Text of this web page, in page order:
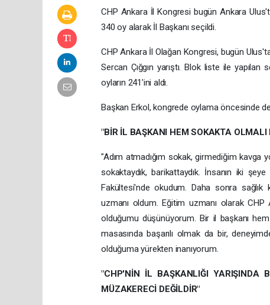
CHP Ankara İl Kongresi bugün Ankara
340 oy alarak İl Başkanı seçildi.
CHP Ankara İl Olağan Kongresi, bugün
Sercan Çığgın yarıştı. Blok liste ile
oyların 241'ini aldı.
Başkan Erkol, kongrede oylama öncesinde
"BİR İL BAŞKANI HEM SOKAKTA
"Adım atmadığım sokak, girmediğim kavga
sokaktaydık, barikattaydık. İnsanın iki
Fakültesi'nde okudum. Daha sonra sağlık
uzmanı oldum. Eğitim uzmanı olarak
olduğumu düşünüyorum. Bir il başkanı
masasında başarılı olmak da bir,
olduğuma yürekten inanıyorum.
"CHP'NİN İL BAŞKANLIĞI YARIŞINDA
MÜZAKERECİ DEĞİLDİR"